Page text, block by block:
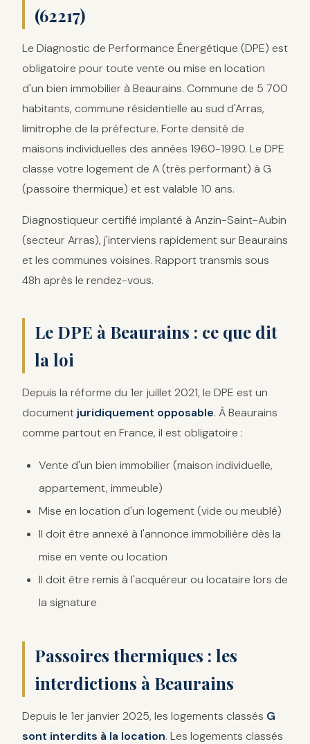
(62217)
Le Diagnostic de Performance Énergétique (DPE) est
obligatoire pour toute vente ou mise en location
d'un bien immobilier à Beaurains. Commune de 5 700
habitants, commune résidentielle au sud d'Arras,
limitrophe de la préfecture. Forte densité de
maisons individuelles des années 1960-1990. Le DPE
classe votre logement de A (très performant) à G
(passoire thermique) et est valable 10 ans.
Diagnostiqueur certifié implanté à Anzin-Saint-Aubin
(secteur Arras), j'interviens rapidement sur Beaurains
et les communes voisines. Rapport transmis sous
48h après le rendez-vous.
Le DPE à Beaurains : ce que dit
la loi
Depuis la réforme du 1er juillet 2021, le DPE est un
document juridiquement opposable. À Beaurains
comme partout en France, il est obligatoire :
Vente d'un bien immobilier (maison individuelle,
appartement, immeuble)
Mise en location d'un logement (vide ou meublé)
Il doit être annexé à l'annonce immobilière dès la
mise en vente ou location
Il doit être remis à l'acquéreur ou locataire lors de
la signature
Passoires thermiques : les
interdictions à Beaurains
Depuis le 1er janvier 2025, les logements classés G
sont interdits à la location. Les logements classés